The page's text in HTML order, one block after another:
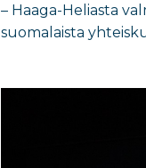
– Haaga-Heliasta
suomalaista